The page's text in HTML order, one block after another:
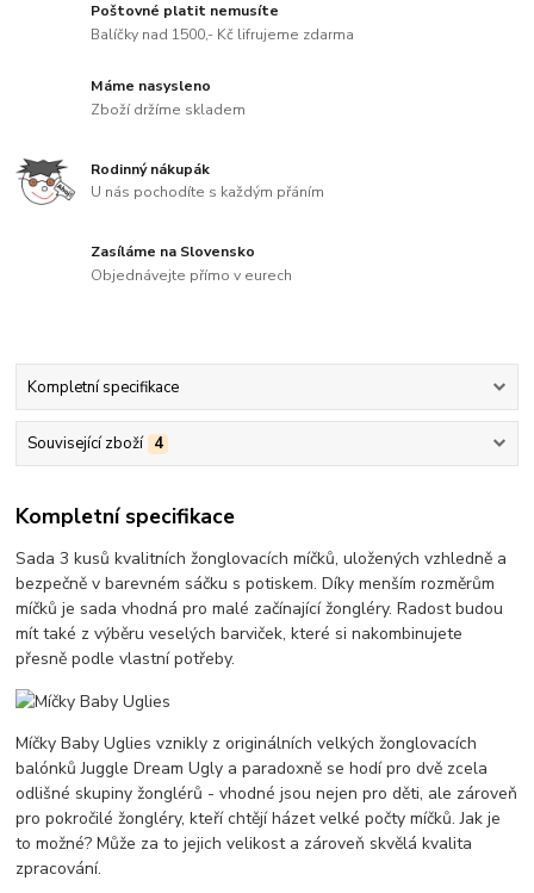
Poštovné platit nemusíte
Balíčky nad 1500,- Kč lifrujeme zdarma
Máme nasysleno
Zboží držíme skladem
Rodinný nákupák
U nás pochodíte s každým přáním
Zasíláme na Slovensko
Objednávejte přímo v eurech
Kompletní specifikace
Související zboží 4
Kompletní specifikace
Sada 3 kusů kvalitních žonglovacích míčků, uložených vzhledně a
bezpečně v barevném sáčku s potiskem. Díky menším rozměrům
míčků je sada vhodná pro malé začínající žongléry. Radost budou
mít také z výběru veselých barviček, které si nakombinujete
přesně podle vlastní potřeby.
Míčky Baby Uglies vznikly z originálních velkých žonglovacích
balónků Juggle Dream Ugly a paradoxně se hodí pro dvě zcela
odlišné skupiny žonglérů - vhodné jsou nejen pro děti, ale zároveň
pro pokročilé žongléry, kteří chtějí házet velké počty míčků. Jak je
to možné? Může za to jejich velikost a zároveň skvělá kvalita
zpracování.